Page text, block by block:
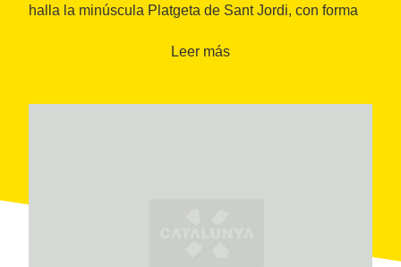
halla la minúscula Platgeta de Sant Jordi, con forma
Leer más